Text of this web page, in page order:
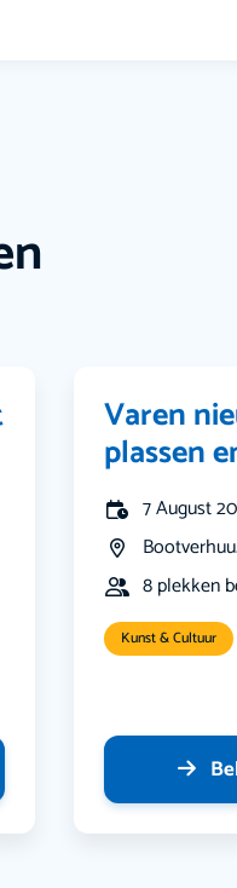
Varen
plassen
7 August
8 plekken
Kunst & Cultuur